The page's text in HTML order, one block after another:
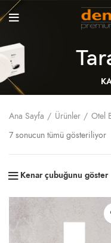
Ana Sayfa Ürünler Otel
7 sonucun tümü gösteriliyor
Kenar çubuğunu göster